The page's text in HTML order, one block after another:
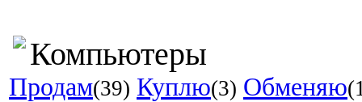
Компьютеры
Продам(39) Куплю(3) Обменяю